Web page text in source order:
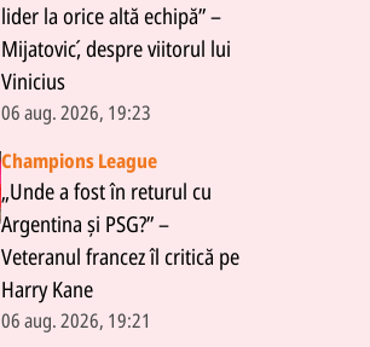
lider la orice altă echipă” –
Mijatović, despre viitorul lui
Vinicius
06 aug. 2026, 19:23
Champions League
„Unde a fost în returul cu
Argentina și PSG?” –
Veteranul francez îl critică pe
Harry Kane
06 aug. 2026, 19:21